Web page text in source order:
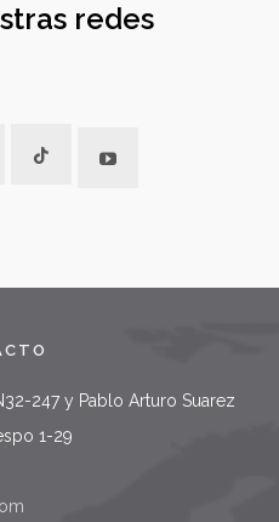
redes
247 y Pablo Arturo Suarez
1-29